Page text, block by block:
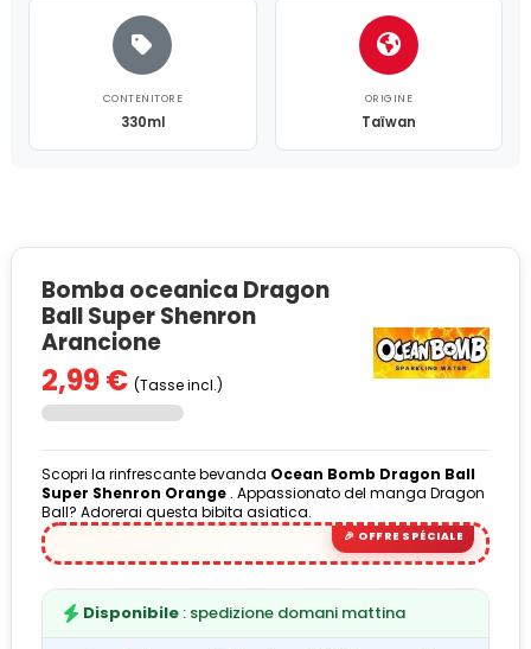
CONTENITORE
330ml
ORIGINE
Taïwan
Bomba oceanica Dragon
Ball Super Shenron
Arancione
2,99 € (Tasse incl.)
Scopri la rinfrescante bevanda Ocean Bomb Dragon Ball
Super Shenron Orange . Appassionato del manga Dragon
Ball? Adorerai questa bibita asiatica.
Disponibile : spedizione domani mattina